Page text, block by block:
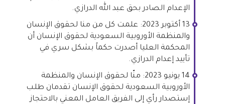
الإعدام الصادر بحق عبد الله الدرازي.
13 أكتوبر 2023: علمت كل من منا لحقوق الإنسان
والمنظمة الأوروبية السعودية لحقوق الإنسان أن
المحكمة العليا أصدرت حكماً بشكل سري في
تأييد إعدام الدرازي.
14 يونيو 2023: منّا لحقوق الإنسان والمنظمة
الأوروبية السعودية لحقوق الإنسان تقدمان طلب
إستصدار رأي إلى الفريق العامل المعني بالاحتجاز